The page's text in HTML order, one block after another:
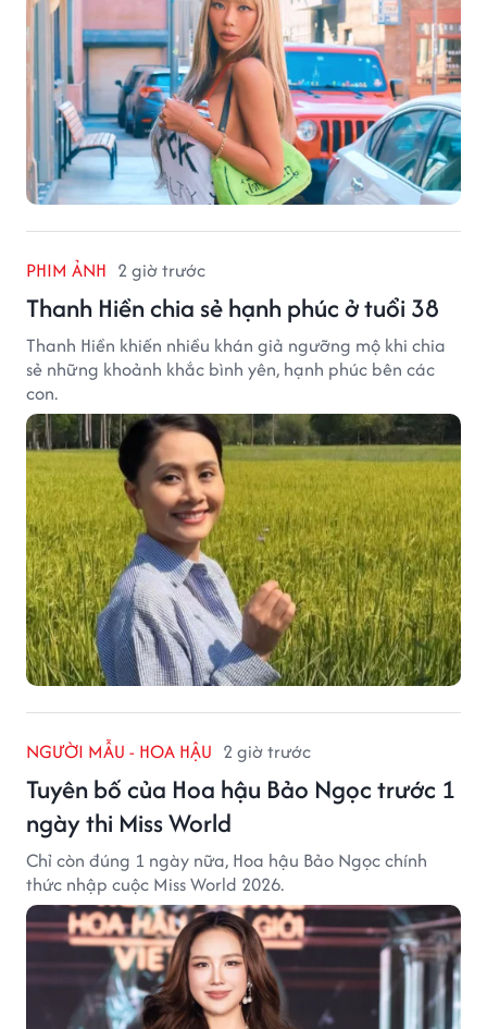
PHIM ẢNH 2 giờ trước
Thanh Hiền chia sẻ hạnh phúc ở tuổi 38
Thanh Hiền khiến nhiều khán giả ngưỡng mộ khi chia
sẻ những khoảnh khắc bình yên, hạnh phúc bên các
con.
NGƯỜI MẪU - HOA HẬU 2 giờ trước
Tuyên bố của Hoa hậu Bảo Ngọc trước 1
ngày thi Miss World
Chỉ còn đúng 1 ngày nữa, Hoa hậu Bảo Ngọc chính
thức nhập cuộc Miss World 2026.